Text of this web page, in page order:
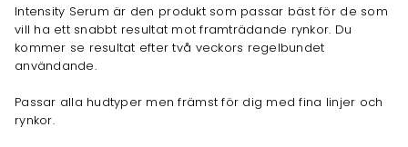
Intensity Serum är den produkt som passar bäst för de som
vill ha ett snabbt resultat mot framträdande rynkor. Du
kommer se resultat efter två veckors regelbundet
användande.
Passar alla hudtyper men främst för dig med fina linjer och
rynkor.